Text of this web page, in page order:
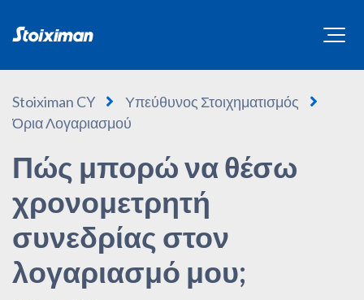
Stoiximan CY
Υπεύθυνος Στοιχηματισμός
Όρια Λογαριασμού
Πώς μπορώ να θέσω
χρονομετρητή
συνεδρίας στον
λογαριασμό μου;